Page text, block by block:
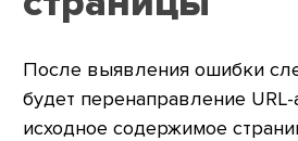
После выявления ошибки
будет перенаправление
исходное содержимое